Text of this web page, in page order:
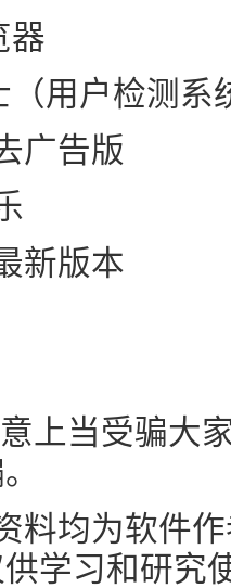
器
（用户检测系
广告版
新版本
上当受骗大
料均为软件
学习和研究